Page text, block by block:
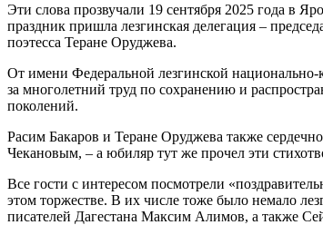
Эти слова прозвучали 19 сентября 2025 года в
праздник пришла лезгинская делегация –
поэтесса Теране Оруджева.
От имени Федеральной лезгинской
за многолетний труд по сохранению и
поколений.
Расим Бакаров и Теране Оруджева также
Чекановым, – а юбиляр тут же прочел эти
Все гости с интересом посмотрели
этом торжестве. В их числе тоже было немало
писателей Дагестана Максим Алимов, а также